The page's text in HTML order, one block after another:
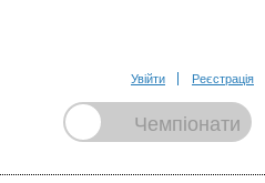
Увійти Реєстрація